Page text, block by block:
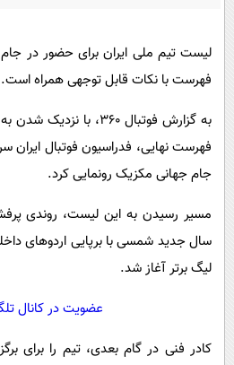
فناوری
گوناگون
حوادث
محیط زیست
فرهنگی
حیات وحش
سیاست خارجی
روانشناسی
آشپزی
دانلود
لیست تیم ملی ایران برای حضور در
فهرست با نکات قابل توجهی همراه است.
به گزارش فوتبال ۳۶۰، با
جام جهانی مکزیک رونمایی کرد.
مسیر رسیدن به این لیست، روندی
سال جدید شمسی با برپایی اردوهای
لیگ برتر آغاز شد.
عضویت در کانال
کادر فنی در گام بعدی، تیم را برای